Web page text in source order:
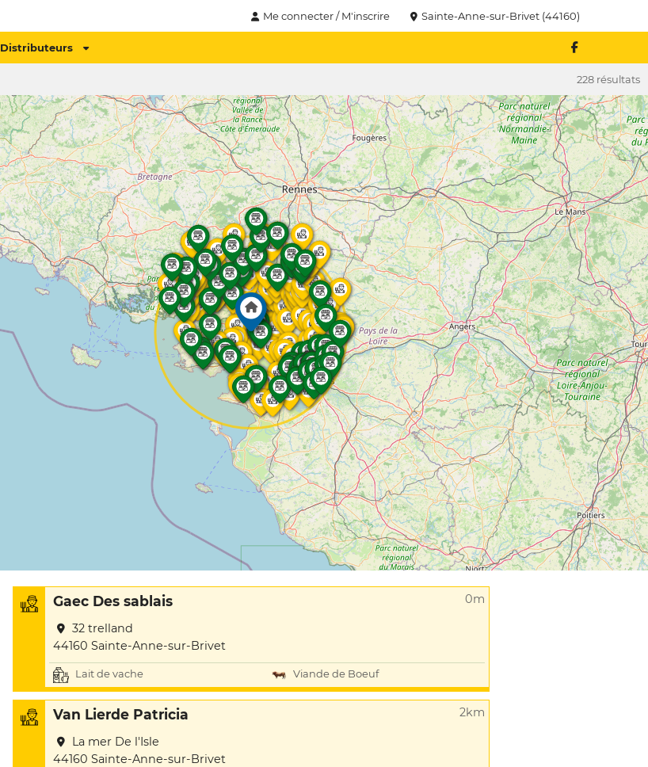
Me connecter / M'inscrire Sainte-Anne-sur-Brivet (44160)
Distributeurs
228 résultats
Gaec Des sablais 0m
32 trelland
44160 Sainte-Anne-sur-Brivet
Lait de vache Viande de Boeuf
Van Lierde Patricia 2km
La mer De l'Isle
44160 Sainte-Anne-sur-Brivet